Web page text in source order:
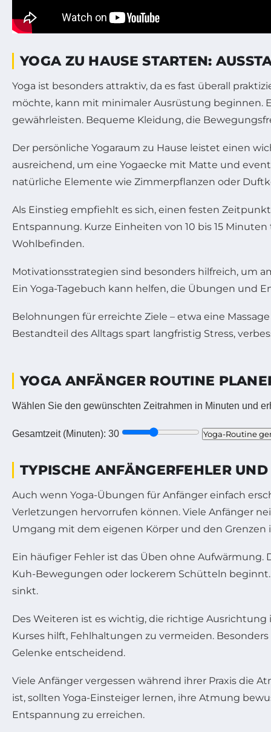
YOGA ZU HAUSE STARTEN:
Yoga ist besonders attraktiv, da es fast überall
möchte, kann mit minimaler Ausrüstung beginnen.
gewährleisten. Bequeme Kleidung, die
Der persönliche Yogaraum zu Hause leistet einen
ausreichend, um eine Yogaecke mit Matte und
natürliche Elemente wie Zimmerpflanzen oder
Als Einstieg empfiehlt es sich, einen festen
Entspannung. Kurze Einheiten von 10 bis 15
Wohlbefinden.
Motivationsstrategien sind besonders hilfreich, um
Ein Yoga-Tagebuch kann helfen, die Übungen und
Belohnungen für erreichte Ziele – etwa eine
Bestandteil des Alltags spart langfristig Stress,
YOGA ANFÄNGER ROUTINE
Wählen Sie den gewünschten Zeitrahmen in Minuten und
Gesamtzeit (Minuten): 30 Yoga-Routine
TYPISCHE ANFÄNGERFEHLER
Auch wenn Yoga-Übungen für Anfänger einfach
Verletzungen hervorrufen können. Viele Anfänger
Umgang mit dem eigenen Körper und den Grenzen
Ein häufiger Fehler ist das Üben ohne
Kuh-Bewegungen oder lockerem Schütteln
sinkt.
Des Weiteren ist es wichtig, die richtige
Kurses hilft, Fehlhaltungen zu vermeiden.
Gelenke entscheidend.
Viele Anfänger vergessen während ihrer Praxis die
ist, sollten Yoga-Einsteiger lernen, ihre Atmung
Entspannung zu erreichen.